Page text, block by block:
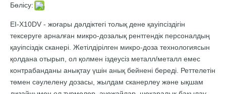
Бөлісу:
EI-X10DV - жоғары дәлдіктегі толық дене қауіпсіздігін
тексеруге арналған микро-дозалық рентгендік персоналдың
қауіпсіздік сканері. Жетілдірілген микро-доза технологиясын
қолдана отырып, ол қолмен іздеусіз металл/металл емес
контрабанданы анықтау үшін анық бейнені береді. Реттелетін
төмен сәулелену дозасы, жылдам сканерлеу және ықшам